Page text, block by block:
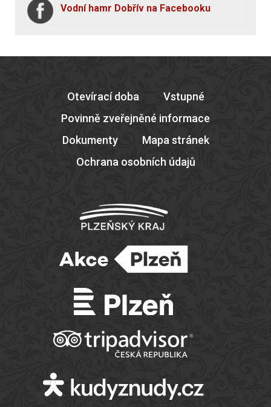
Vodní hamr Dobřív na Facebooku
Otevírací doba
Vstupné
Povinně zveřejněné informace
Dokumenty
Mapa stránek
Ochrana osobních údajů